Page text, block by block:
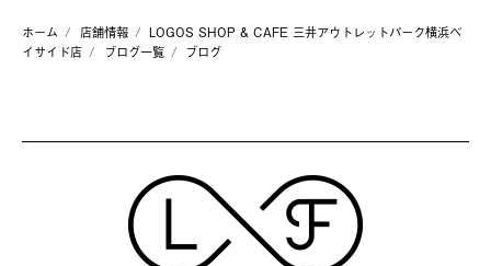
ホーム 店舗情報
LOGOS SHOP & CAFE 三井アウトレットパーク横浜ベ
イサイド店
ブログ一覧 ブログ